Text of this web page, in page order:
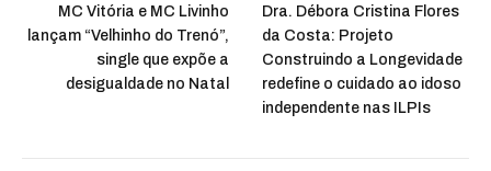
MC Vitória e MC Livinho
lançam “Velhinho do Trenó”,
single que expõe a
desigualdade no Natal
Dra. Débora Cristina Flores
da Costa: Projeto
Construindo a Longevidade
redefine o cuidado ao idoso
independente nas ILPIs